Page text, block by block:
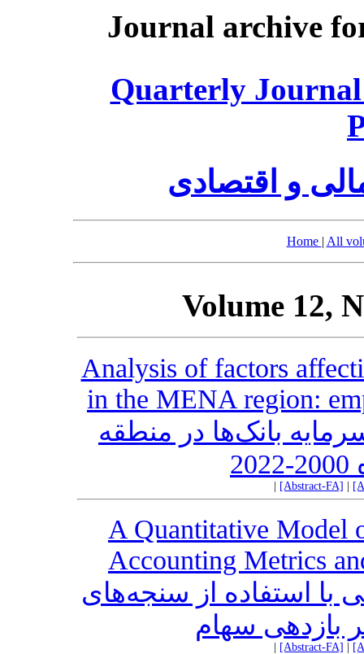
Journal archive
Quarterly
و اقتصادی
Home | All
Volume 12,
Analysis of factors
in the MENA region:
بانک‌ها در منطقه
[Abstract-FA]
A Quantitative Model
Accounting Metrics
با استفاده از سنجه‌های
بازدهی سهام
[Abstract-FA]